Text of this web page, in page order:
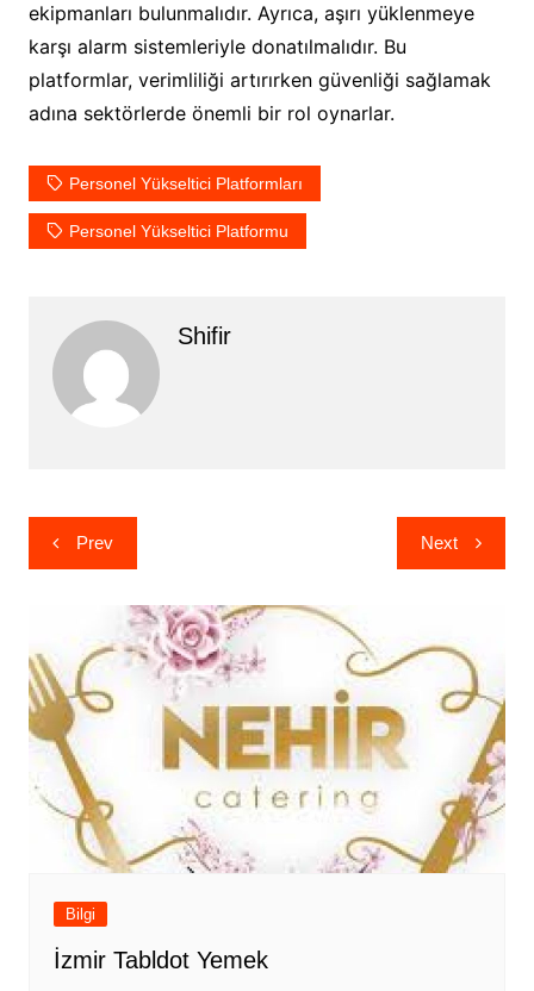
ekipmanları bulunmalıdır. Ayrıca, aşırı yüklenmeye
karşı alarm sistemleriyle donatılmalıdır. Bu
platformlar, verimliliği artırırken güvenliği sağlamak
adına sektörlerde önemli bir rol oynarlar.
Personel Yükseltici Platformları
Personel Yükseltici Platformu
Shifir
Yazı
gezinmesi
Prev Next
Bilgi
İzmir Tabldot Yemek